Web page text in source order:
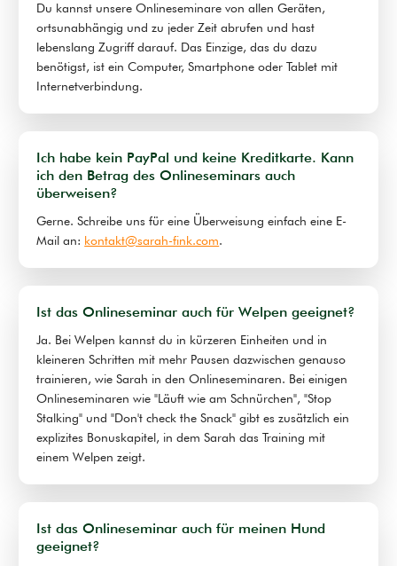
Du kannst unsere Onlineseminare von allen Geräten,
ortsunabhängig und zu jeder Zeit abrufen und hast
lebenslang Zugriff darauf. Das Einzige, das du dazu
benötigst, ist ein Computer, Smartphone oder Tablet mit
Internetverbindung.
Ich habe kein PayPal und keine Kreditkarte. Kann
ich den Betrag des Onlineseminars auch
überweisen?
Gerne. Schreibe uns für eine Überweisung einfach eine E-
Mail an: kontakt@sarah-fink.com.
Ist das Onlineseminar auch für Welpen geeignet?
Ja. Bei Welpen kannst du in kürzeren Einheiten und in
kleineren Schritten mit mehr Pausen dazwischen genauso
trainieren, wie Sarah in den Onlineseminaren. Bei einigen
Onlineseminaren wie "Läuft wie am Schnürchen", "Stop
Stalking" und "Don't check the Snack" gibt es zusätzlich ein
explizites Bonuskapitel, in dem Sarah das Training mit
einem Welpen zeigt.
Ist das Onlineseminar auch für meinen Hund
geeignet?